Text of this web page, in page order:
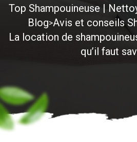
Top Shampouineuse |
Blog>Avis et conseils
La location de
qu’il faut